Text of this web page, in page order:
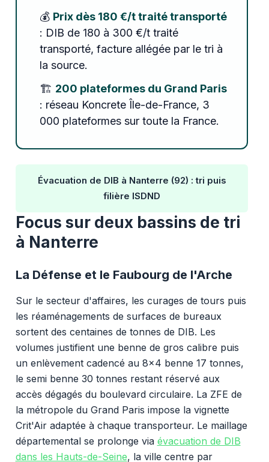
💰 Prix dès 180 €/t traité transporté
: DIB de 180 à 300 €/t traité
transporté, facture allégée par le tri à
la source.
🏗️ 200 plateformes du Grand Paris
: réseau Koncrete Île-de-France, 3
000 plateformes sur toute la France.
Évacuation de DIB à Nanterre (92) : tri puis
filière ISDND
Focus sur deux bassins de tri
à Nanterre
La Défense et le Faubourg de l'Arche
Sur le secteur d'affaires, les curages de tours puis
les réaménagements de surfaces de bureaux
sortent des centaines de tonnes de DIB. Les
volumes justifient une benne de gros calibre puis
un enlèvement cadencé au 8x4 benne 17 tonnes,
le semi benne 30 tonnes restant réservé aux
accès dégagés du boulevard circulaire. La ZFE de
la métropole du Grand Paris impose la vignette
Crit'Air adaptée à chaque transporteur. Le maillage
départemental se prolonge via évacuation de DIB
dans les Hauts-de-Seine, la ville centre par